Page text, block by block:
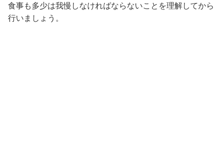
食事も多少は我慢しなければならないことを理解してから
行いましょう。